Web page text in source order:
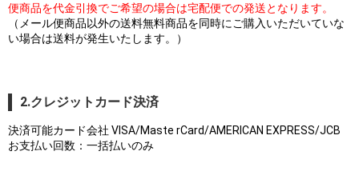
便商品を代金引換でご希望の場合は宅配便での発送となります。
（メール便商品以外の送料無料商品を同時にご購入いただいていな
い場合は送料が発生いたします。）
2.クレジットカード決済
決済可能カード会社 VISA/Maste rCard/AMERICAN EXPRESS/JCB
お支払い回数：一括払いのみ